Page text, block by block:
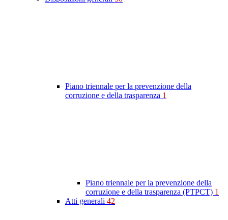
Piano triennale per la prevenzione della
corruzione e della trasparenza 1
Piano triennale per la prevenzione della
corruzione e della trasparenza (PTPCT) 1
Atti generali 42